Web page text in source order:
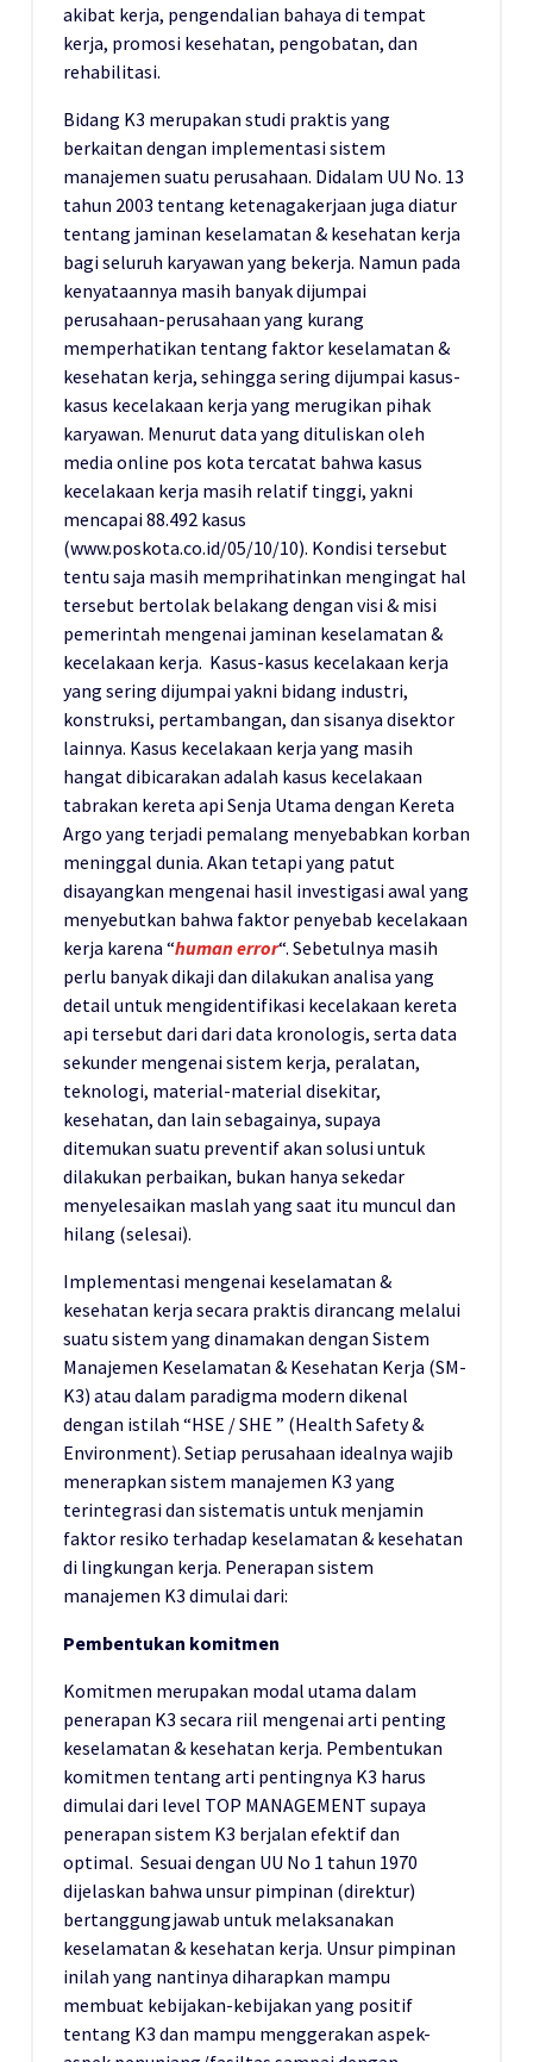
akibat kerja, pengendalian bahaya di tempat
kerja, promosi kesehatan, pengobatan, dan
rehabilitasi.
Bidang K3 merupakan studi praktis yang
berkaitan dengan implementasi sistem
manajemen suatu perusahaan. Didalam UU No. 13
tahun 2003 tentang ketenagakerjaan juga diatur
tentang jaminan keselamatan & kesehatan kerja
bagi seluruh karyawan yang bekerja. Namun pada
kenyataannya masih banyak dijumpai
perusahaan-perusahaan yang kurang
memperhatikan tentang faktor keselamatan &
kesehatan kerja, sehingga sering dijumpai kasus-
kasus kecelakaan kerja yang merugikan pihak
karyawan. Menurut data yang dituliskan oleh
media online pos kota tercatat bahwa kasus
kecelakaan kerja masih relatif tinggi, yakni
mencapai 88.492 kasus
(www.poskota.co.id/05/10/10). Kondisi tersebut
tentu saja masih memprihatinkan mengingat hal
tersebut bertolak belakang dengan visi & misi
pemerintah mengenai jaminan keselamatan &
kecelakaan kerja. Kasus-kasus kecelakaan kerja
yang sering dijumpai yakni bidang industri,
konstruksi, pertambangan, dan sisanya disektor
lainnya. Kasus kecelakaan kerja yang masih
hangat dibicarakan adalah kasus kecelakaan
tabrakan kereta api Senja Utama dengan Kereta
Argo yang terjadi pemalang menyebabkan korban
meninggal dunia. Akan tetapi yang patut
disayangkan mengenai hasil investigasi awal yang
menyebutkan bahwa faktor penyebab kecelakaan
kerja karena “human error“. Sebetulnya masih
perlu banyak dikaji dan dilakukan analisa yang
detail untuk mengidentifikasi kecelakaan kereta
api tersebut dari dari data kronologis, serta data
sekunder mengenai sistem kerja, peralatan,
teknologi, material-material disekitar,
kesehatan, dan lain sebagainya, supaya
ditemukan suatu preventif akan solusi untuk
dilakukan perbaikan, bukan hanya sekedar
menyelesaikan maslah yang saat itu muncul dan
hilang (selesai).
Implementasi mengenai keselamatan &
kesehatan kerja secara praktis dirancang melalui
suatu sistem yang dinamakan dengan Sistem
Manajemen Keselamatan & Kesehatan Kerja (SM-
K3) atau dalam paradigma modern dikenal
dengan istilah “HSE / SHE ” (Health Safety &
Environment). Setiap perusahaan idealnya wajib
menerapkan sistem manajemen K3 yang
terintegrasi dan sistematis untuk menjamin
faktor resiko terhadap keselamatan & kesehatan
di lingkungan kerja. Penerapan sistem
manajemen K3 dimulai dari:
Pembentukan komitmen
Komitmen merupakan modal utama dalam
penerapan K3 secara riil mengenai arti penting
keselamatan & kesehatan kerja. Pembentukan
komitmen tentang arti pentingnya K3 harus
dimulai dari level TOP MANAGEMENT supaya
penerapan sistem K3 berjalan efektif dan
optimal. Sesuai dengan UU No 1 tahun 1970
dijelaskan bahwa unsur pimpinan (direktur)
bertanggungjawab untuk melaksanakan
keselamatan & kesehatan kerja. Unsur pimpinan
inilah yang nantinya diharapkan mampu
membuat kebijakan-kebijakan yang positif
tentang K3 dan mampu menggerakan aspek-